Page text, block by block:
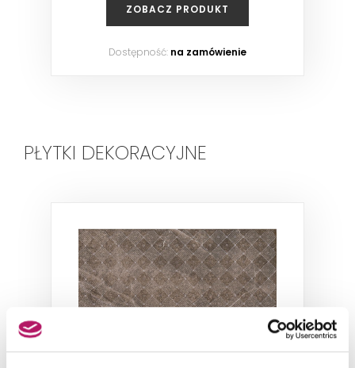
ZOBACZ PRODUKT
Dostępność: na zamówienie
PŁYTKI DEKORACYJNE